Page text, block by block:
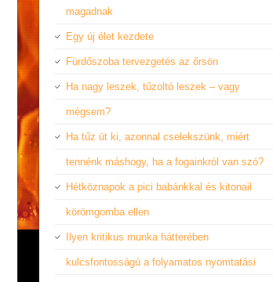
magadnak
Egy új élet kezdete
Fürdőszoba tervezgetés az őrsön
Ha nagy leszek, tűzoltó leszek – vagy
mégsem?
Ha tűz üt ki, azonnal cselekszünk, miért
tennénk máshogy, ha a fogainkról van szó?
Hétköznapok a pici babánkkal és kitonail
körömgomba ellen
Ilyen kritikus munka hátterében
kulcsfontosságú a folyamatos nyomtatási